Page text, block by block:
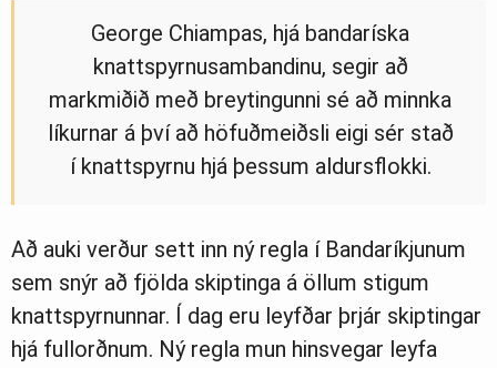
George Chiampas, hjá bandaríska
knattspyrnusambandinu, segir að
markmiðið með breytingunni sé að minnka
líkurnar á því að höfuðmeiðsli eigi sér stað
í knattspyrnu hjá þessum aldursflokki.
Að auki verður sett inn ný regla í Bandaríkjunum
sem snýr að fjölda skiptinga á öllum stigum
knattspyrnunnar. Í dag eru leyfðar þrjár skiptingar
hjá fullorðnum. Ný regla mun hinsvegar leyfa